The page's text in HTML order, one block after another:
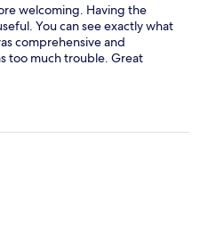
welcoming. Having the
You can see exactly what
comprehensive and
too much trouble. Great